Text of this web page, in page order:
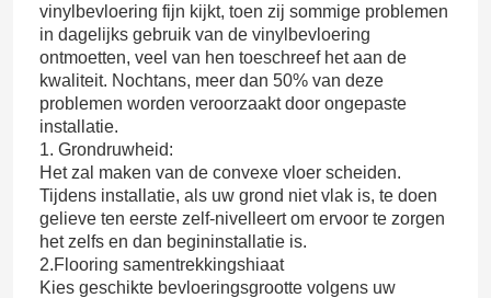
vinylbevloering fijn kijkt, toen zij sommige problemen
in dagelijks gebruik van de vinylbevloering
ontmoetten, veel van hen toeschreef het aan de
kwaliteit. Nochtans, meer dan 50% van deze
problemen worden veroorzaakt door ongepaste
installatie.
1. Grondruwheid:
Het zal maken van de convexe vloer scheiden.
Tijdens installatie, als uw grond niet vlak is, te doen
gelieve ten eerste zelf-nivelleert om ervoor te zorgen
het zelfs en dan begininstallatie is.
2.Flooring samentrekkingshiaat
Kies geschikte bevloeringsgrootte volgens uw